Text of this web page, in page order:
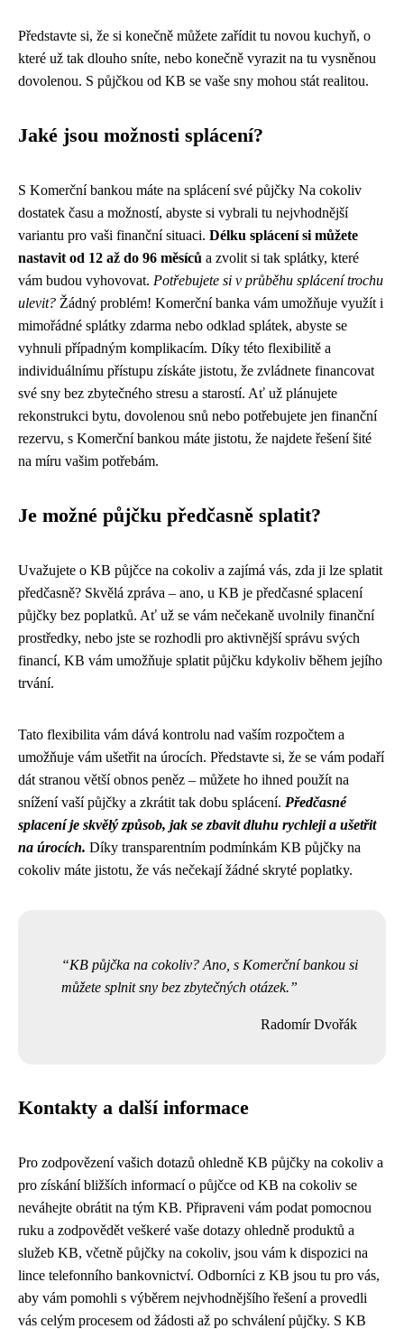
Představte si, že si konečně můžete zařídit tu novou kuchyň, o
které už tak dlouho sníte, nebo konečně vyrazit na tu vysněnou
dovolenou. S půjčkou od KB se vaše sny mohou stát realitou.
Jaké jsou možnosti splácení?
S Komerční bankou máte na splácení své půjčky Na cokoliv
dostatek času a možností, abyste si vybrali tu nejvhodnější
variantu pro vaši finanční situaci. Délku splácení si můžete
nastavit od 12 až do 96 měsíců a zvolit si tak splátky, které
vám budou vyhovovat. Potřebujete si v průběhu splácení trochu
ulevit? Žádný problém! Komerční banka vám umožňuje využít i
mimořádné splátky zdarma nebo odklad splátek, abyste se
vyhnuli případným komplikacím. Díky této flexibilitě a
individuálnímu přístupu získáte jistotu, že zvládnete financovat
své sny bez zbytečného stresu a starostí. Ať už plánujete
rekonstrukci bytu, dovolenou snů nebo potřebujete jen finanční
rezervu, s Komerční bankou máte jistotu, že najdete řešení šité
na míru vašim potřebám.
Je možné půjčku předčasně splatit?
Uvažujete o KB půjčce na cokoliv a zajímá vás, zda ji lze splatit
předčasně? Skvělá zpráva – ano, u KB je předčasné splacení
půjčky bez poplatků. Ať už se vám nečekaně uvolnily finanční
prostředky, nebo jste se rozhodli pro aktivnější správu svých
financí, KB vám umožňuje splatit půjčku kdykoliv během jejího
trvání.
Tato flexibilita vám dává kontrolu nad vaším rozpočtem a
umožňuje vám ušetřit na úrocích. Představte si, že se vám podaří
dát stranou větší obnos peněz – můžete ho ihned použít na
snížení vaší půjčky a zkrátit tak dobu splácení. Předčasné
splacení je skvělý způsob, jak se zbavit dluhu rychleji a ušetřit
na úrocích. Díky transparentním podmínkám KB půjčky na
cokoliv máte jistotu, že vás nečekají žádné skryté poplatky.
KB půjčka na cokoliv? Ano, s Komerční bankou si
můžete splnit sny bez zbytečných otázek.
Radomír Dvořák
Kontakty a další informace
Pro zodpovězení vašich dotazů ohledně KB půjčky na cokoliv a
pro získání bližších informací o půjčce od KB na cokoliv se
neváhejte obrátit na tým KB. Připraveni vám podat pomocnou
ruku a zodpovědět veškeré vaše dotazy ohledně produktů a
služeb KB, včetně půjčky na cokoliv, jsou vám k dispozici na
lince telefonního bankovnictví. Odborníci z KB jsou tu pro vás,
aby vám pomohli s výběrem nejvhodnějšího řešení a provedli
vás celým procesem od žádosti až po schválení půjčky. S KB